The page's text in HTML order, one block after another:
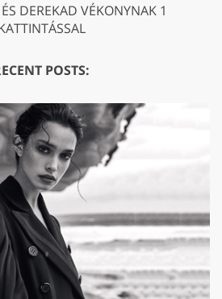
DEREKAD VÉKONYNAK 1
POSTS: